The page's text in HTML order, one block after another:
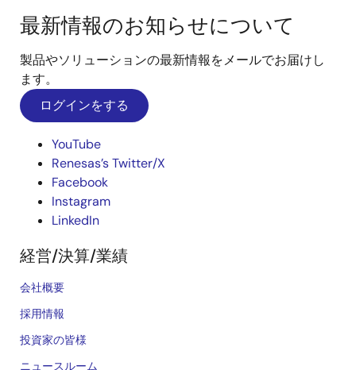
最新情報のお知らせについて
製品やソリューションの最新情報をメールでお届けし
ます。
ログインをする
YouTube
Renesas’s Twitter/X
Facebook
Instagram
LinkedIn
経営/決算/業績
会社概要
採用情報
投資家の皆様
ニュースルーム